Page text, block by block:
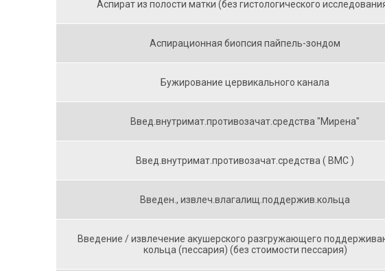
Аспират из полости матки (без гистологического
Аспирационная биопсия пайпель-зондом
Бужирование цервикального канала
Введ.внутримат.противозачат.средства "Мирена"
Введ.внутримат.противозачат.средства ( BMC )
Введен., извлеч.влагалищ.поддержив.кольца
Введение / извлечение акушерского разгружающего
кольца (пессария) (без стоимости пессария)